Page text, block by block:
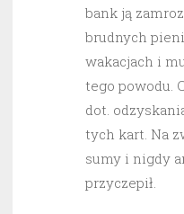
bank ją
brudnych
wakacjach i
tego powodu.
dot.
tych kart. Na
sumy i nigdy
przyczepił.